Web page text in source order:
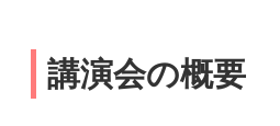
講演会の概要